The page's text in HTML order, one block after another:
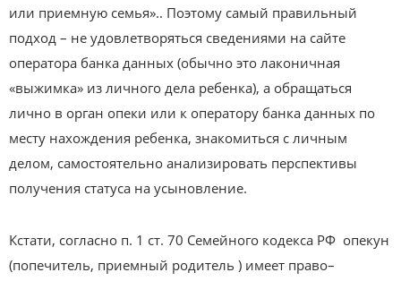
или приемную семья».. Поэтому самый правильный
подход – не удовлетворяться сведениями на сайте
оператора банка данных (обычно это лаконичная
«выжимка» из личного дела ребенка), а обращаться
лично в орган опеки или к оператору банка данных по
месту нахождения ребенка, знакомиться с личным
делом, самостоятельно анализировать перспективы
получения статуса на усыновление.
Кстати, согласно п. 1 ст. 70 Семейного кодекса РФ опекун
(попечитель, приемный родитель ) имеет право–